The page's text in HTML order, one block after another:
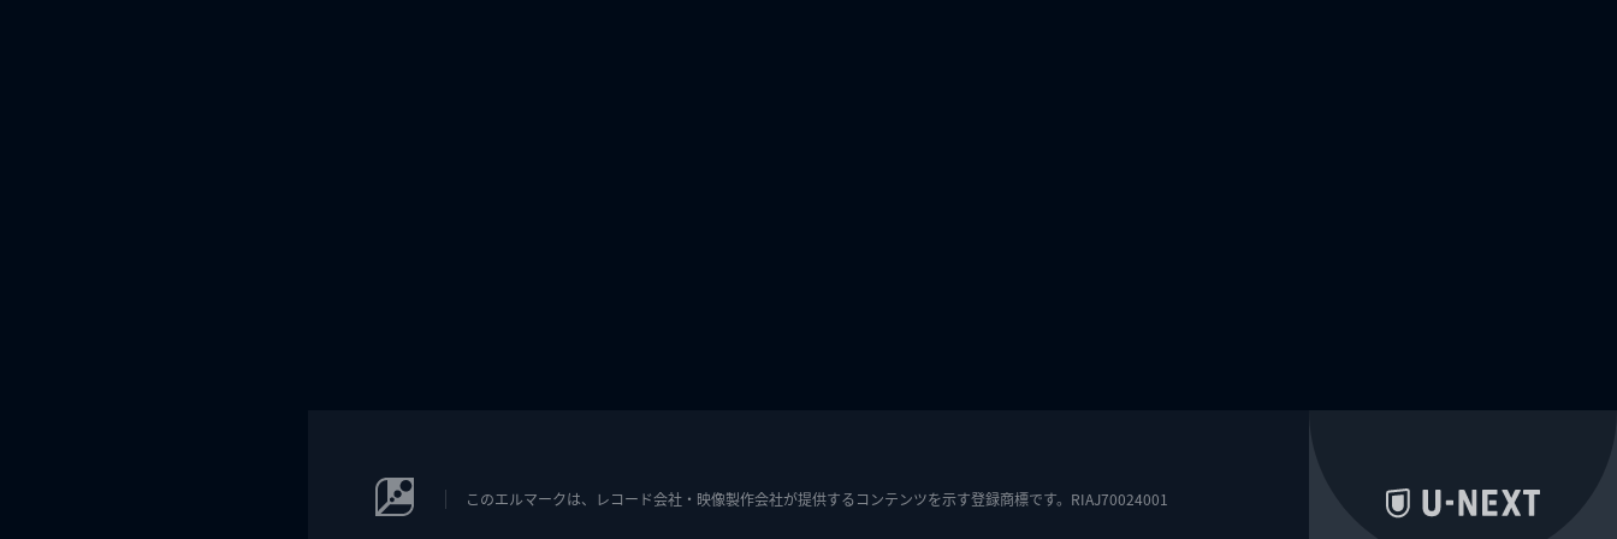
このエルマークは、レコード会社・映像製作会社が提供するコンテンツを示す登録商標です。RIAJ70024001